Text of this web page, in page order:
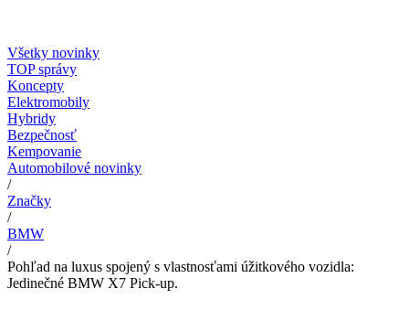
Všetky novinky
TOP správy
Koncepty
Elektromobily
Hybridy
Bezpečnosť
Kempovanie
Automobilové novinky
/
Značky
/
BMW
/
Pohľad na luxus spojený s vlastnosťami úžitkového vozidla:
Jedinečné BMW X7 Pick-up.